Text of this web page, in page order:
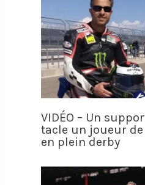
VIDÉO – Un
tacle un joueur
en plein derby